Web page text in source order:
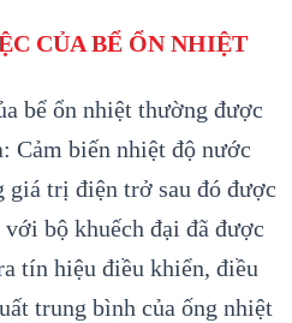
CỦA BỂ ỔN NHIỆT
bể ổn nhiệt thường được
Cảm biến nhiệt độ nước
giá trị điện trở sau đó được
với bộ khuếch đại đã được
tín hiệu điều khiển, điều
trung bình của ống nhiệt